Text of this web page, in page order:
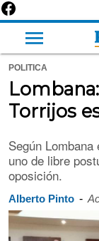
POLITICA
Torrijos
Según
uno de libre
oposición.
Alberto Pinto -